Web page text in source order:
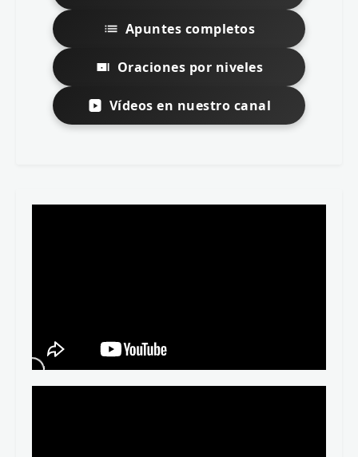
Apuntes completos
Oraciones por niveles
Vídeos en nuestro canal